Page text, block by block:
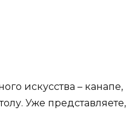
искусства – канапе,
Уже представляете,